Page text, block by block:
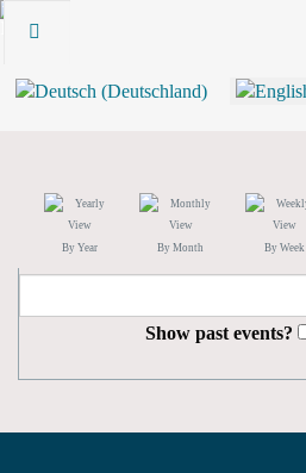
By Year By Month By Week
Show past events?